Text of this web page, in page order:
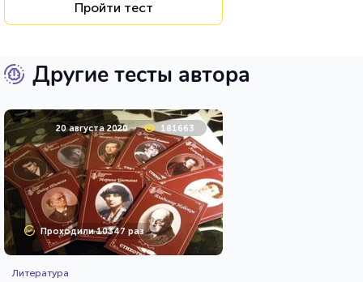
Пройти тест
Другие тесты автора
20 августа 2020 181663
Проходили 10347 раз
Литература